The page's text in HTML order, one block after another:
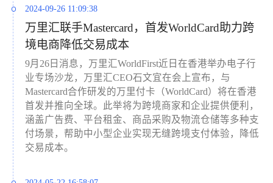
2024-09-26 11:09:38
万里汇联手Mastercard，首发WorldCard助力跨
境电商降低交易成本
9月26日消息，万里汇WorldFirst近日在香港举办电子行
业专场沙龙，万里汇CEO石文宜在会上宣布，与
Mastercard合作研发的万里付卡（WorldCard）将在香港
首发并推向全球。此举将为跨境商家和企业提供便利，
涵盖广告费、平台租金、商品采购及物流仓储等多种支
付场景，帮助中小型企业实现无缝跨境支付体验，降低
交易成本。